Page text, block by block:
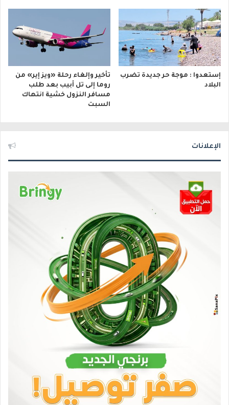
إستعدوا : موجة حر جديدة تضرب
البلاد
تأخير وإلغاء رحلة «ويز إير» من
روما إلى تل أبيب بعد طلب
مسافر النزول خشية انتهاك
السبت
الإعلانات